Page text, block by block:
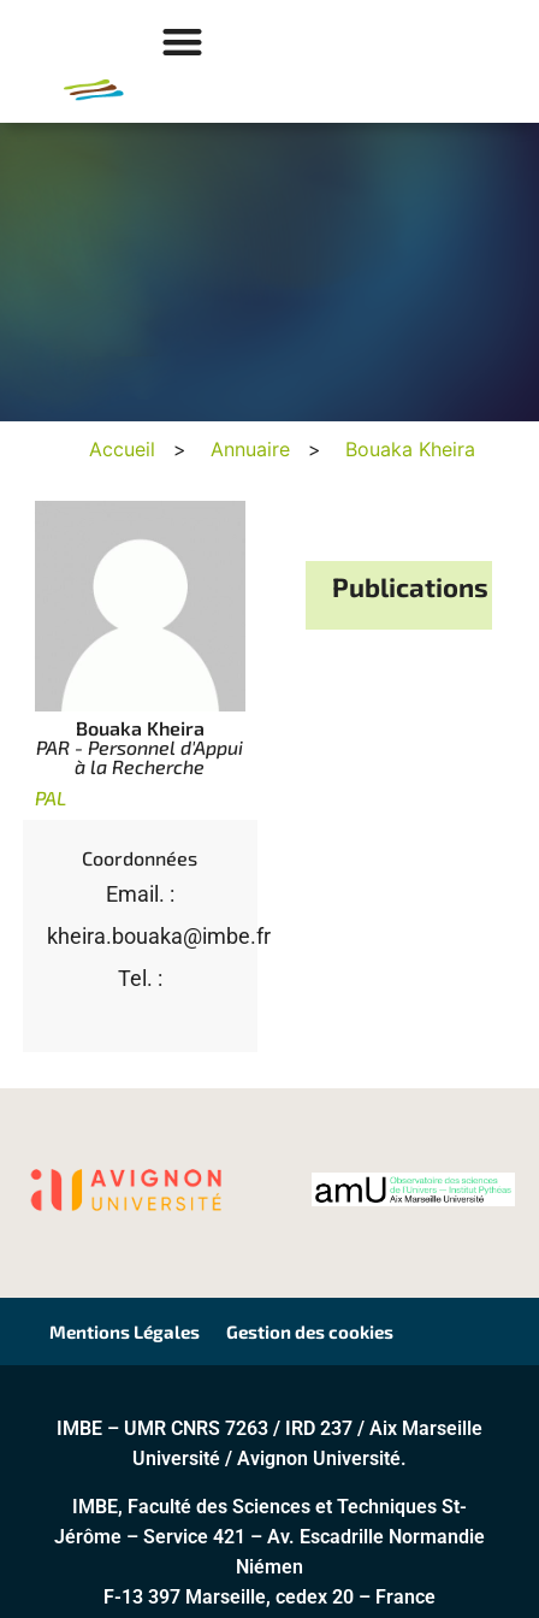
Accueil > Annuaire > Bouaka Kheira
Bouaka Kheira
PAR - Personnel d'Appui
à la Recherche
PAL
Coordonnées
Email. :
kheira.bouaka@imbe.fr
Tel. :
Publications
Mentions Légales Gestion des cookies
IMBE – UMR CNRS 7263 / IRD 237 / Aix Marseille
Université / Avignon Université.
IMBE, Faculté des Sciences et Techniques St-
Jérôme – Service 421 – Av. Escadrille Normandie
Niémen
F-13 397 Marseille, cedex 20 – France